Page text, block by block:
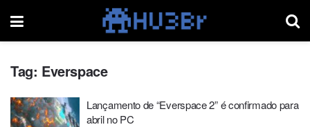
Tag: Everspace
Lançamento de “Everspace 2” é confirmado para
abril no PC